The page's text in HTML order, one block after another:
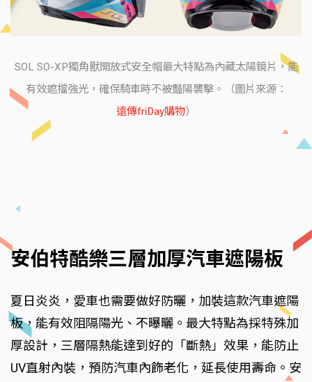
SOL SO-XP獨角獸開放式安全帽最大特點為內藏太陽鏡片，能
有效遮擋強光，確保騎車時不被豔陽襲擊。（圖片來源：
遠傳friDay購物）
安伯特酷樂三層加厚汽車遮陽板
夏日炎炎，愛車也需要做好防曬，加裝這款汽車遮陽
板，能有效阻隔陽光、不曝曬。最大特點為採特殊加
厚設計，三層隔熱能達到好的「斷熱」效果，能防止
UV直射內裝，預防汽車內飾老化，延長使用壽命。安